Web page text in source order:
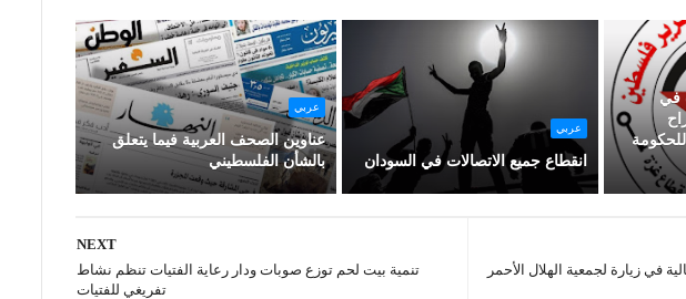
في
عربي
انقطاع جميع الاتصالات في السودان
عربي
عناوين الصحف العربية فيما يتعلق
بالشأن الفلسطيني
NEXT
تنمية بيت لحم توزع صوبات ودار رعاية الفتيات تنظم نشاط
تفريغي للفتيات
زيارة لجمعية الهلال الأحمر